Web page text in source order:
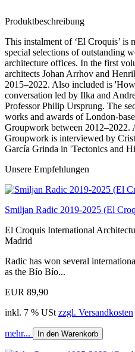
Produktbeschreibung
This instalment of ‘El Croquis’ is
special selections of outstanding
architecture offices. In the first
architects Johan Arrhov and
2015–2022. Also included is
conversation led by Ilka and
Professor Philip Ursprung. The
works and awards of London-
Groupwork between 2012–2022.
Groupwork is interviewed by
García Grinda in 'Tectonics and
Unsere Empfehlungen
Smiljan Radic 2019-2025 (El
El Croquis International
Madrid
Radic has won several
as the Bío Bío...
EUR 89,90
inkl. 7 % USt zzgl. Versandkosten
mehr... In den Warenkorb